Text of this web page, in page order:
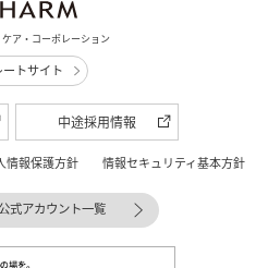
ア・コーポレーション
トサイト
中途採用情報
情報保護方針 情報セキュリティ基本方針
式アカウント一覧